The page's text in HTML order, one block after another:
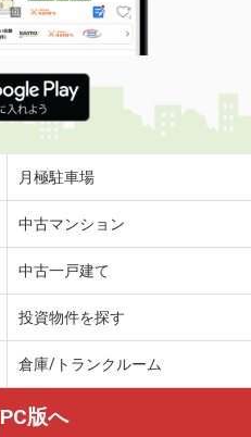
月極駐車場
中古マンション
中古一戸建て
投資物件を探す
倉庫/トランクルーム
PC版へ